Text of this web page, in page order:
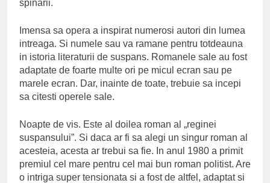
spinarii.
Imensa sa opera a inspirat numerosi autori din lumea
intreaga. Si numele sau va ramane pentru totdeauna
in istoria literaturii de suspans. Romanele sale au fost
adaptate de foarte multe ori pe micul ecran sau pe
marele ecran. Dar, inainte de toate, trebuie sa incepi
sa citesti operele sale.
Noapte de vis. Este al doilea roman al „reginei
suspansului”. Si daca ar fi sa alegi un singur roman al
acesteia, acesta ar trebui sa fie. In anul 1980 a primit
premiul cel mare pentru cel mai bun roman politist. Are
o intriga super tensionata si a fost de altfel, adaptat si